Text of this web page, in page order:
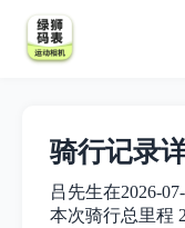
骑行记录
吕先生在2026-
本次骑行总里程